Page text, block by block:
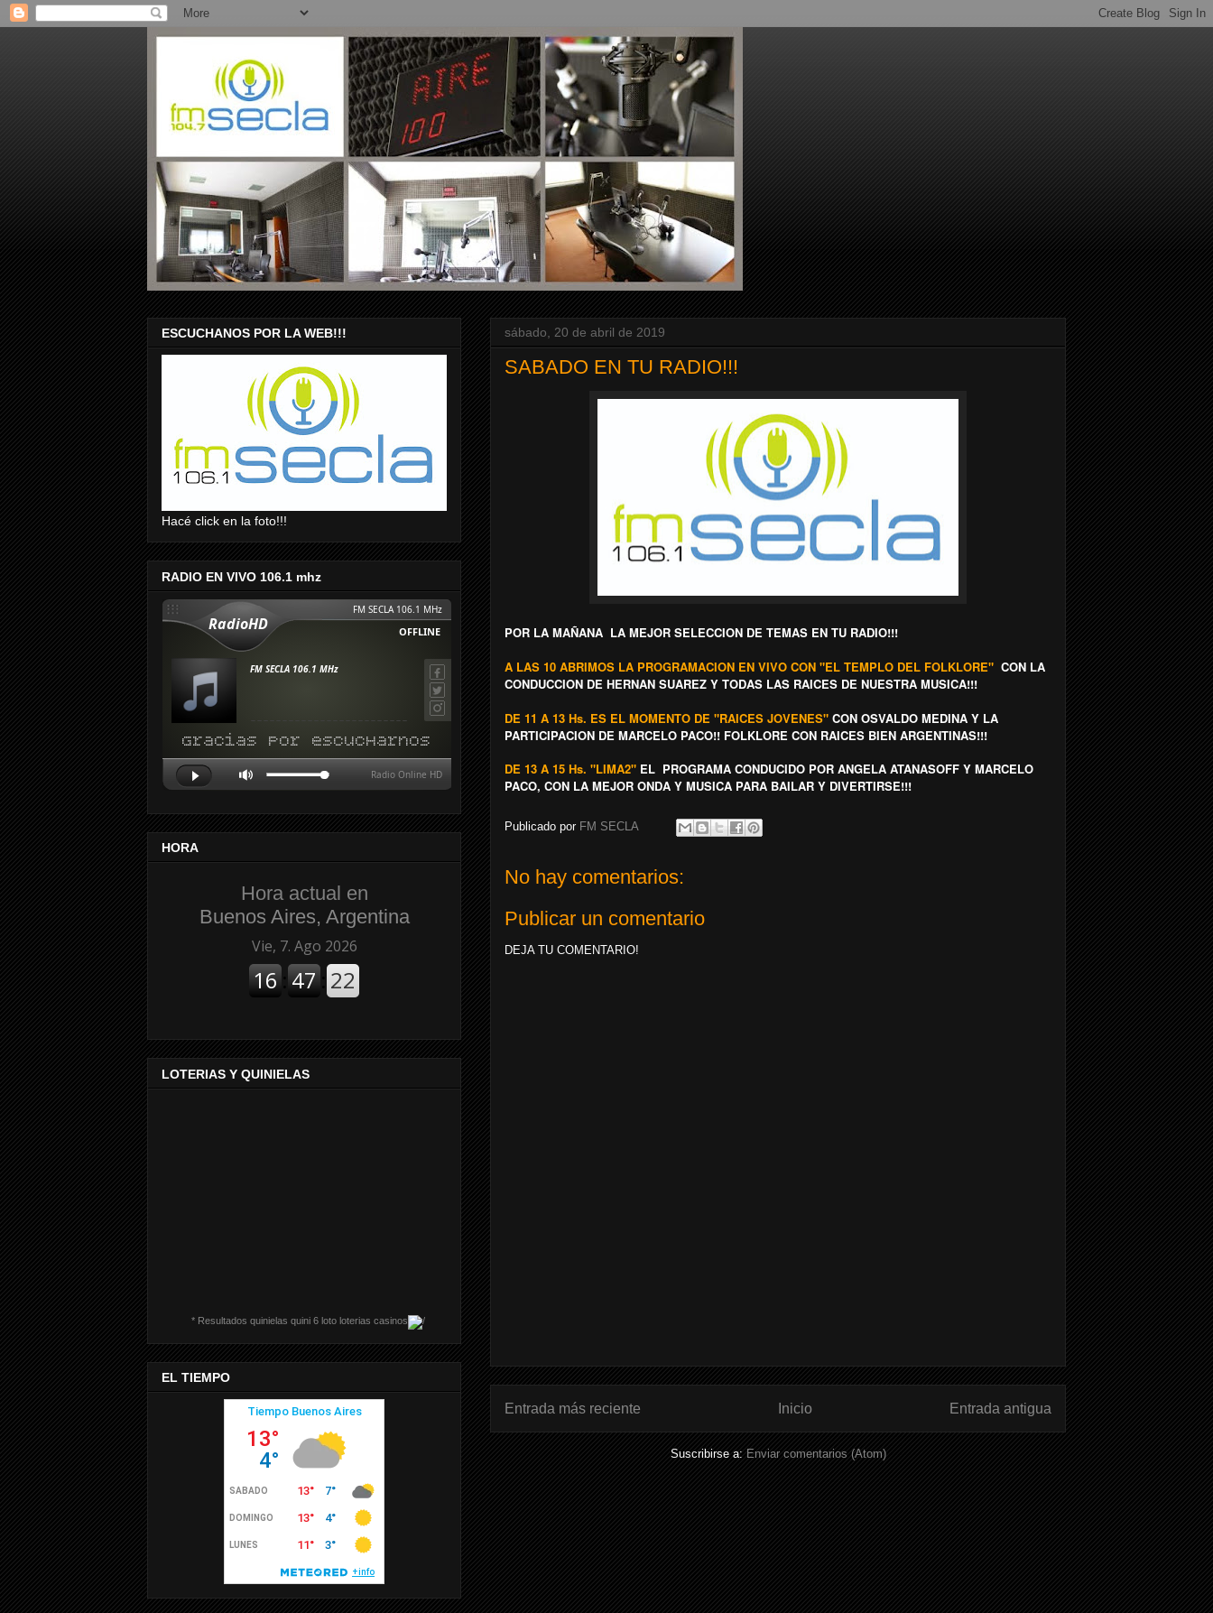
sábado, 20 de abril de 2019
SABADO EN TU RADIO!!!
POR LA MAÑANA LA MEJOR SELECCION DE TEMAS EN TU RADIO!!!
A LAS 10 ABRIMOS LA PROGRAMACION EN VIVO CON "EL TEMPLO DEL FOLKLORE" CON LA
CONDUCCION DE HERNAN SUAREZ Y TODAS LAS RAICES DE NUESTRA MUSICA!!!
DE 11 A 13 Hs. ES EL MOMENTO DE "RAICES JOVENES" CON OSVALDO MEDINA Y LA
PARTICIPACION DE MARCELO PACO!! FOLKLORE CON RAICES BIEN ARGENTINAS!!!
DE 13 A 15 Hs. "LIMA2" EL PROGRAMA CONDUCIDO POR ANGELA ATANASOFF Y MARCELO
PACO, CON LA MEJOR ONDA Y MUSICA PARA BAILAR Y DIVERTIRSE!!!
Publicado por FM SECLA
No hay comentarios:
Publicar un comentario
DEJA TU COMENTARIO!
Entrada más reciente Entrada antigua
Inicio
Suscribirse a: Enviar comentarios (Atom)
ESCUCHANOS POR LA WEB!!!
Hacé click en la foto!!!
RADIO EN VIVO 106.1 mhz
HORA
Hora actual en
Buenos Aires, Argentina
LOTERIAS Y QUINIELAS
* Resultados quinielas quini 6 loto loterias casinos
EL TIEMPO